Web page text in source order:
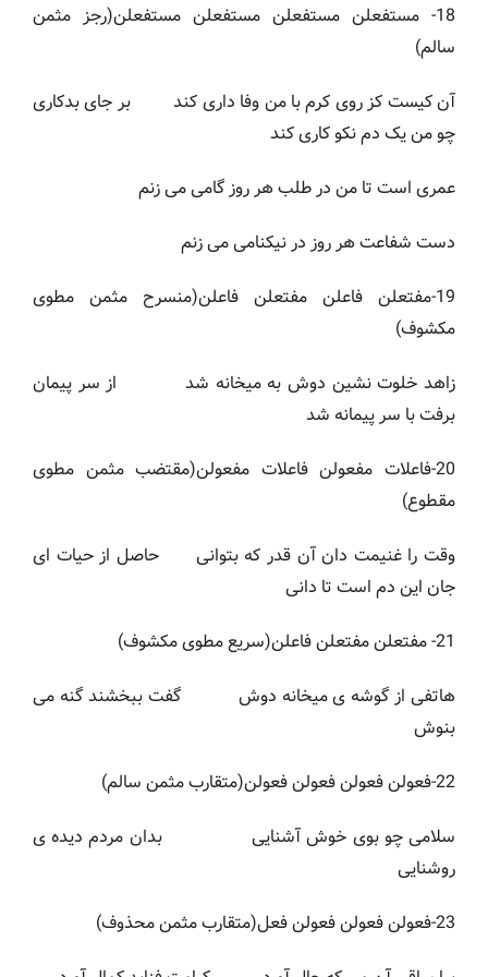
18- مستفعلن مستفعلن مستفعلن مستفعلن(رجز مثمن
سالم)
آن کیست کز روی کرم با من وفا داری کند بر جای بدکاری
چو من یک دم نکو کاری کند
عمری است تا من در طلب هر روز گامی می زنم
دست شفاعت هر روز در نیکنامی می زنم
19-مفتعلن فاعلن مفتعلن فاعلن(منسرح مثمن مطوی
مکشوف)
زاهد خلوت نشین دوش به میخانه شد از سر پیمان
برفت با سر پیمانه شد
20-فاعلات مفعولن فاعلات مفعولن(مقتضب مثمن مطوی
مقطوع)
وقت را غنیمت دان آن قدر که بتوانی حاصل از حیات ای
جان این دم است تا دانی
21- مفتعلن مفتعلن فاعلن(سریع مطوی مکشوف)
هاتفی از گوشه ی میخانه دوش گفت ببخشند گنه می
بنوش
22-فعولن فعولن فعولن فعولن(متقارب مثمن سالم)
سلامی چو بوی خوش آشنایی بدان مردم دیده ی
روشنایی
23-فعولن فعولن فعولن فعل(متقارب مثمن محذوف)